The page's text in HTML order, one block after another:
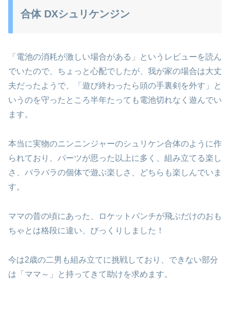
合体 DXシュリケンジン
「電池の消耗が激しい場合がある」というレビューを読ん
でいたので、ちょっと心配でしたが、我が家の場合は大丈
夫だったようで、「遊び終わったら頭の手裏剣を外す」と
いうのを守ったところ半年たっても電池切れなく遊んでい
ます。
本当に実物のニンニンジャーのシュリケン合体のように作
られており、パーツが思った以上に多く、組み立てる楽し
さ、バラバラの個体で遊ぶ楽しさ、どちらも楽しんでいま
す。
ママの昔の頃にあった、ロケットパンチが飛ぶだけのおも
ちゃとは格段に違い、びっくりしました！
今は2歳の二男も組み立てに挑戦しており、できない部分
は「ママ～」と持ってきて助けを求めます。